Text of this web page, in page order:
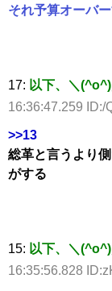
それ予算オーバ
17: 以下、＼
16:36:47.259 ID:/
>>13
総革と言うより
がする
15: 以下、＼
16:35:56.828